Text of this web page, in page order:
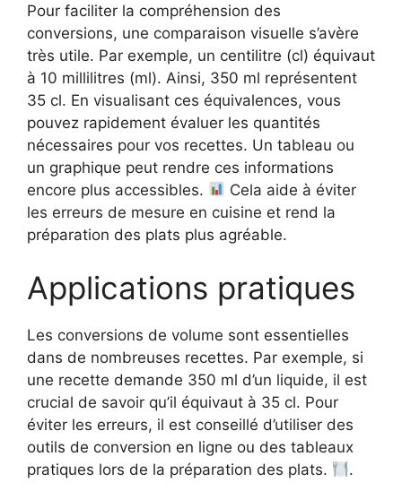
Pour faciliter la compréhension des
conversions, une comparaison visuelle s’avère
très utile. Par exemple, un centilitre (cl) équivaut
à 10 millilitres (ml). Ainsi, 350 ml représentent
35 cl. En visualisant ces équivalences, vous
pouvez rapidement évaluer les quantités
nécessaires pour vos recettes. Un tableau ou
un graphique peut rendre ces informations
encore plus accessibles.
Cela aide à éviter
les erreurs de mesure en cuisine et rend la
préparation des plats plus agréable.
Applications pratiques
Les conversions de volume sont essentielles
dans de nombreuses recettes. Par exemple, si
une recette demande 350 ml d’un liquide, il est
crucial de savoir qu’il équivaut à 35 cl. Pour
éviter les erreurs, il est conseillé d’utiliser des
outils de conversion en ligne ou des tableaux
pratiques lors de la préparation des plats.
.